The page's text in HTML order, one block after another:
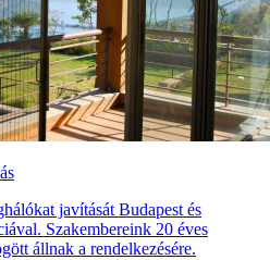
javítását Budapest és
Szakembereink 20 éves
állnak a rendelkezésére.